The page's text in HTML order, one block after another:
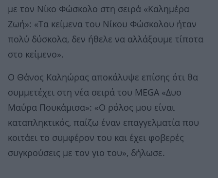
με τον Νίκο Φώσκολο στη σειρά «Καλημέρα
Ζωή»: «Τα κείμενα του Νίκου Φώσκολου ήταν
πολύ δύσκολα, δεν ήθελε να αλλάξουμε τίποτα
στο κείμενο».
Ο Θάνος Καληώρας αποκάλυψε επίσης ότι θα
συμμετέχει στη νέα σειρά του MEGA «Δυο
Μαύρα Πουκάμισα»: «Ο ρόλος μου είναι
καταπληκτικός, παίζω έναν επαγγελματία που
κοιτάει το συμφέρον του και έχει φοβερές
συγκρούσεις με τον γιο του», δήλωσε.